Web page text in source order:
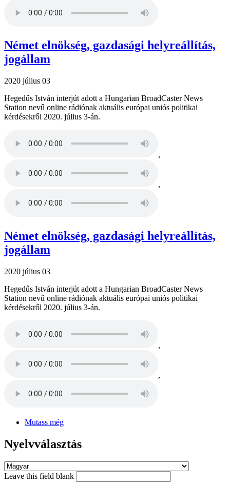
Német elnökség, gazdasági helyreállítás,
jogállam
2020 július 03
Hegedűs István interjút adott a Hungarian BroadCaster News
Station nevű online rádiónak aktuális európai uniós politikai
kérdésekről 2020. július 3-án.
,
,
Német elnökség, gazdasági helyreállítás,
jogállam
2020 július 03
Hegedűs István interjút adott a Hungarian BroadCaster News
Station nevű online rádiónak aktuális európai uniós politikai
kérdésekről 2020. július 3-án.
,
,
Mutass még
Nyelvválasztás
Leave this field blank